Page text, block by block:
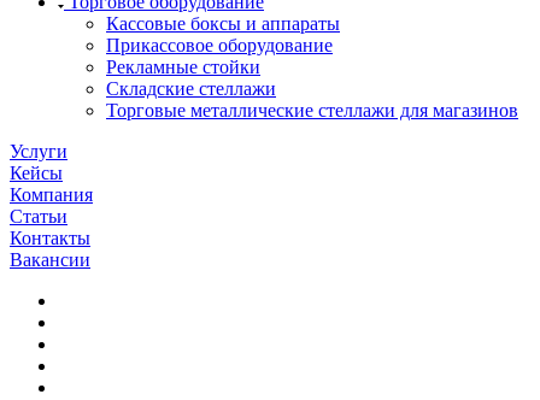
Кассовые боксы и аппараты
Прикассовое оборудование
Рекламные стойки
Складские стеллажи
Торговые металлические стеллажи для магазинов
Услуги
Кейсы
Компания
Статьи
Контакты
Вакансии